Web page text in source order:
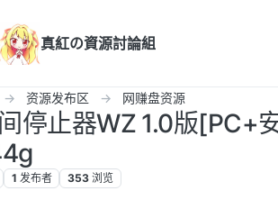
真紅の資源討論組
资源发布区 网赚盘资源
停止器WZ 1.0版[PC+
1 发布者 353 浏览